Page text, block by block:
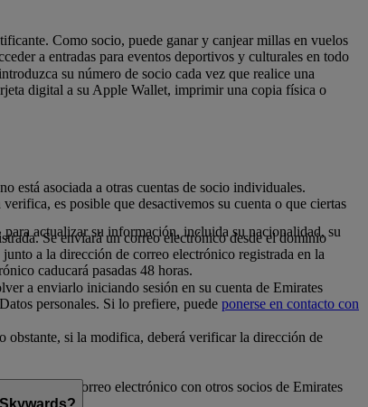
Como socio, puede ganar y canjear millas en vuelos
a entradas para eventos deportivos y culturales en todo
su número de socio cada vez que realice una
digital a su Apple Wallet, imprimir una copia física o
para actualizar su información, incluida su nacionalidad, su
está asociada a otras cuentas de socio individuales.
es posible que desactivemos su cuenta o que ciertas
Se enviará un correo electrónico desde el dominio
a la dirección de correo electrónico registrada en la
caducará pasadas 48 horas.
a enviarlo iniciando sesión en su cuenta de Emirates
personales. Si lo prefiere, puede ponerse en contacto con
obstante, si la modifica, deberá verificar la dirección de
de correo electrónico con otros socios de Emirates